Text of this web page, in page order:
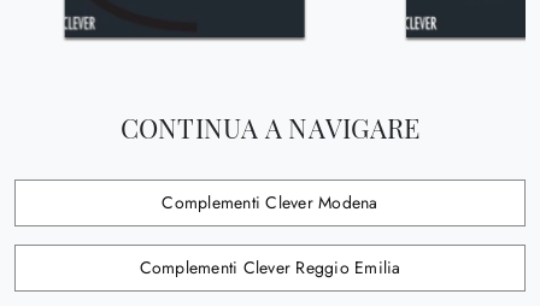
CONTINUA A NAVIGARE
Complementi Clever Modena
Complementi Clever Reggio Emilia